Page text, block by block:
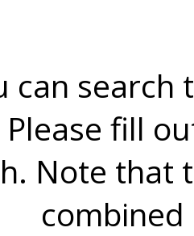
can search
fill
Note that
combined